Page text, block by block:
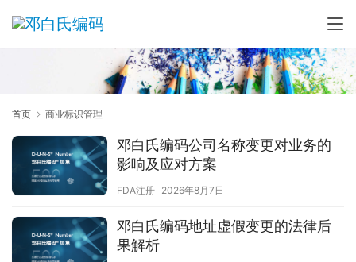
首页 商业标识管理
邓白氏编码公司名称变更对业务的
影响及应对方案
FDA注册 2026年8月7日
邓白氏编码地址虚假变更的法律后
果解析